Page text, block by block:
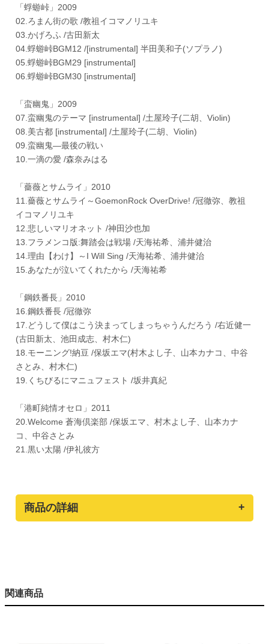
「蜉蝣峠」2009
02.ろまん街の歌 /教祖イコマノリユキ
03.かげろふ /古田新太
04.蜉蝣峠BGM12 /[instrumental] 半田美和子(ソプラノ)
05.蜉蝣峠BGM29 [instrumental]
06.蜉蝣峠BGM30 [instrumental]
「蛮幽鬼」2009
07.蛮幽鬼のテーマ [instrumental] /土屋玲子(二胡、Violin)
08.美古都 [instrumental] /土屋玲子(二胡、Violin)
09.蛮幽鬼―最後の戦い
10.一滴の愛 /森奈みはる
「薔薇とサムライ」2010
11.薔薇とサムライ～GoemonRock OverDrive! /冠徹弥、教祖
イコマノリユキ
12.悲しいマリオネット /神田沙也加
13.フラメンコ版:舞踏会は戦場 /天海祐希、浦井健治
14.理由【わけ】～I Will Sing /天海祐希、浦井健治
15.あなたが泣いてくれたから /天海祐希
「鋼鉄番長」2010
16.鋼鉄番長 /冠徹弥
17.どうして僕はこう決まってしまっちゃうんだろう /右近健一
(古田新太、池田成志、村木仁)
18.モーニング!納豆 /保坂エマ(村木よし子、山本カナコ、中谷
さとみ、村木仁)
19.くちびるにマニュフェスト /坂井真紀
「港町純情オセロ」2011
20.Welcome 蒼海倶楽部 /保坂エマ、村木よし子、山本カナ
コ、中谷さとみ
21.黒い太陽 /伊礼彼方
商品の詳細
関連商品